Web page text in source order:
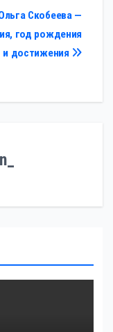
Скобеева —
год рождения
и достижения